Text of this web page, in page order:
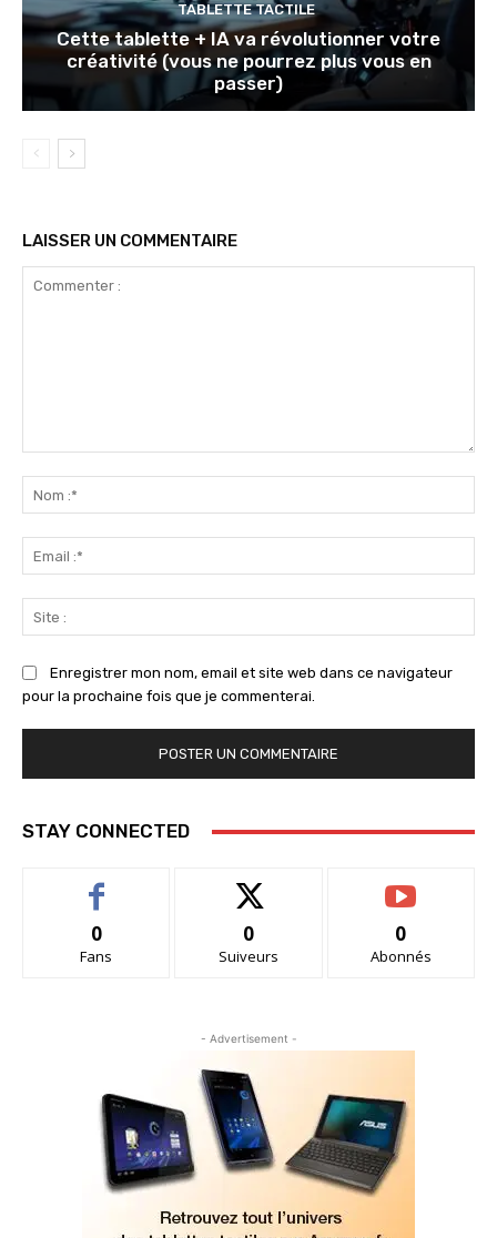
TABLETTE TACTILE
Cette tablette + IA va révolutionner votre
créativité (vous ne pourrez plus vous en
passer)
LAISSER UN COMMENTAIRE
:*
:*
:
Enregistrer mon nom, email et site web dans ce navigateur
pour la prochaine fois que je commenterai.
STAY CONNECTED
0
Fans
0
Suiveurs
0
Abonnés
- Advertisement -